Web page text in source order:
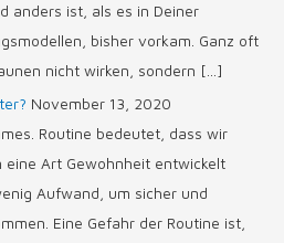
anders ist, als es in Deiner
bisher vorkam. Ganz oft
nicht wirken, sondern […]
November 13, 2020
Routine bedeutet, dass wir
eine Art Gewohnheit entwickelt
Aufwand, um sicher und
Eine Gefahr der Routine ist,